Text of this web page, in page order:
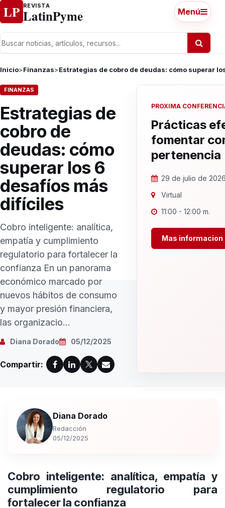
Ir al contenido
LP REVISTA
LatinPyme Menú
Inicio>Finanzas>Estrategias de cobro de deudas: cómo superar
FINANZAS
Estrategias de
cobro de
deudas: cómo
superar los 6
desafíos más
difíciles
Cobro inteligente: analítica,
empatía y cumplimiento
regulatorio para fortalecer la
confianza En un panorama
económico marcado por
nuevos hábitos de consumo
y mayor presión financiera,
las organizacio...
Diana Dorado 05/12/2025
Compartir:
PROXIMA
Prácticas
fomentar
pertenencia
29 de julio de
Virtual
11:00 - 12:00 m.
Mas informacion
Diana Dorado
Redacción
05/12/2025
Cobro inteligente: analítica, empatía y
cumplimiento regulatorio para
fortalecer la confianza